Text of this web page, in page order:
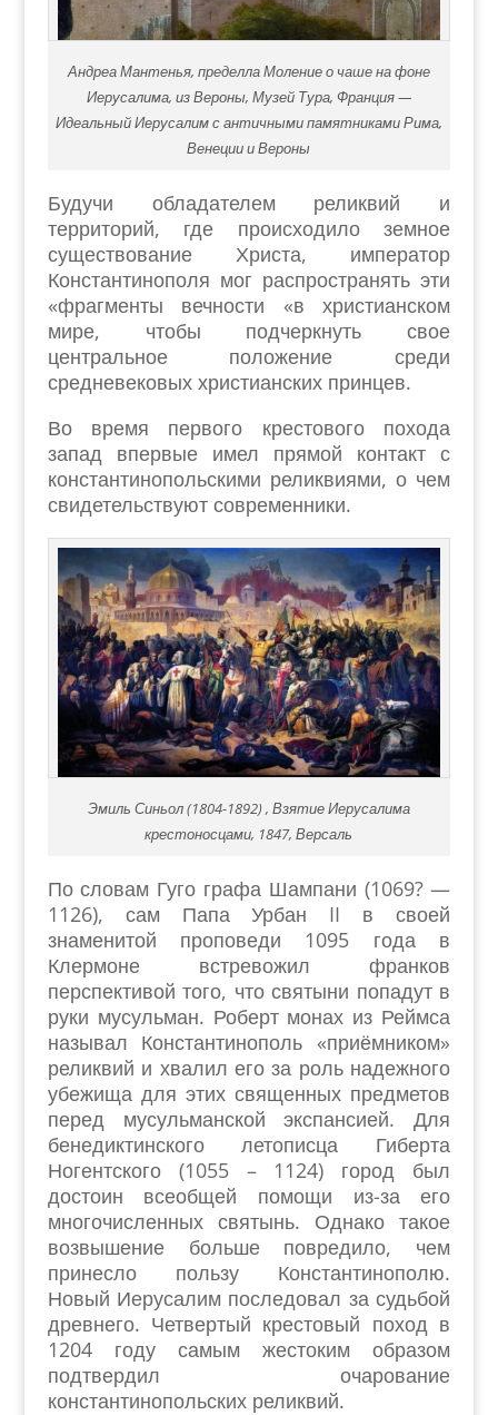
Андреа Мантенья, пределла Моление о чаше на фоне
Иерусалима, из Вероны, Музей Тура, Франция —
Идеальный Иерусалим с античными памятниками Рима,
Венеции и Вероны
Будучи обладателем реликвий и
территорий, где происходило земное
существование Христа, император
Константинополя мог распространять эти
«фрагменты вечности «в христианском
мире, чтобы подчеркнуть свое
центральное положение среди
средневековых христианских принцев.
Во время первого крестового похода
запад впервые имел прямой контакт с
константинопольскими реликвиями, о чем
свидетельствуют современники.
Эмиль Синьол (1804-1892) , Взятие Иерусалима
крестоносцами, 1847, Версаль
По словам Гуго графа Шампани (1069? —
1126), сам Папа Урбан II в своей
знаменитой проповеди 1095 года в
Клермоне встревожил франков
перспективой того, что святыни попадут в
руки мусульман. Роберт монах из Реймса
называл Константинополь «приёмником»
реликвий и хвалил его за роль надежного
убежища для этих священных предметов
перед мусульманской экспансией. Для
бенедиктинского летописца Гиберта
Ногентского (1055 – 1124) город был
достоин всеобщей помощи из-за его
многочисленных святынь. Однако такое
возвышение больше повредило, чем
принесло пользу Константинополю.
Новый Иерусалим последовал за судьбой
древнего. Четвертый крестовый поход в
1204 году самым жестоким образом
подтвердил очарование
константинопольских реликвий.